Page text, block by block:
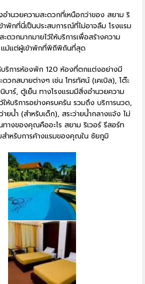
อำนวยความสะดวกที่เหนือกว่าของ สยาม ริ
าพักที่นี่เป็นประสบการณ์ที่ไม่อาจลืม โรงแรม
ดวกมากมายไว้ให้บริการเพื่อสร้างความ
แม้แต่ผู้เข้าพักที่พิถีพิถันที่สุด
บริการห้องพัก 120 ห้องที่ตกแต่งอย่างมี
วกสบายต่างๆ เช่น โทรทัศน์ (เคเบิล), โต๊ะ
าร์, ตู้เย็น ทางโรงแรมมีสิ่งอำนวยความ
ให้บริการอย่างครบครัน รวมถึง บริการนวด,
ยน้ำ (สำหรับเด็ก), สระว่ายน้ำกลางแจ้ง ไม่
ทางของคุณคืออะไร สยาม ริเวอร์ รีสอร์ท
ำหรับการค้างแรมของคุณใน ชัยภูมิ